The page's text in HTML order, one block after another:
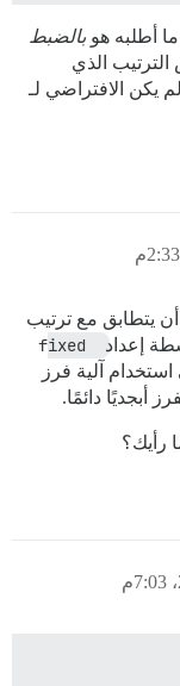
أطلبه هو بالضبط
الذي
يكن الافتراضي لـ
يتطابق مع ترتيب
إعداد
fixed
استخدام آلية فرز
أبجديًا دائمًا.
رأيك؟